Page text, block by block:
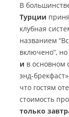
В
Турции
клубная
названием
включено”, но
и в основном
энд-
что гостям
стоимость
только